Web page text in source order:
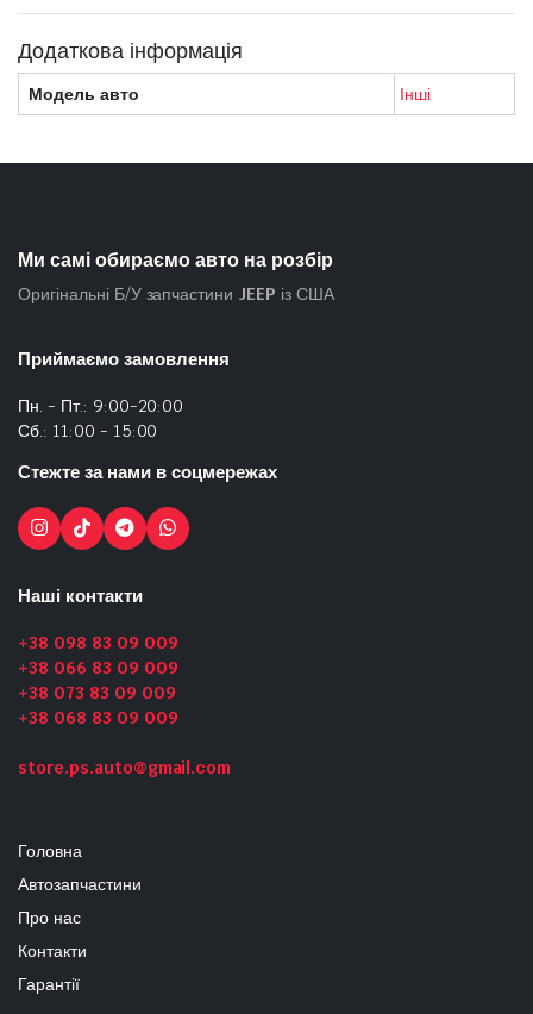
Додаткова інформація
Модель авто Інші
Ми самі обираємо авто на розбір
Оригінальні Б/У запчастини JEEP із США
Приймаємо замовлення
Пн. - Пт.: 9:00-20:00
Сб.: 11:00 - 15:00
Стежте за нами в соцмережах
Наші контакти
+38 098 83 09 009
+38 066 83 09 009
+38 073 83 09 009
+38 068 83 09 009
store.ps.auto@gmail.com
Головна
Автозапчастини
Про нас
Контакти
Гарантії